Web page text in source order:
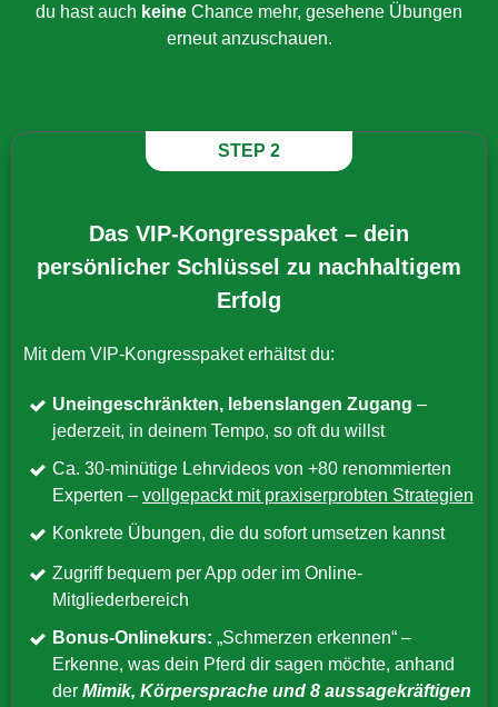
du hast auch keine Chance mehr, gesehene Übungen
erneut anzuschauen.
STEP 2
Das VIP-Kongresspaket – dein
persönlicher Schlüssel zu nachhaltigem
Erfolg
Mit dem VIP-Kongresspaket erhältst du:
Uneingeschränkten, lebenslangen Zugang –
jederzeit, in deinem Tempo, so oft du willst
Ca. 30-minütige Lehrvideos von +80 renommierten
Experten – vollgepackt mit praxiserprobten Strategien
Konkrete Übungen, die du sofort umsetzen kannst
Zugriff bequem per App oder im Online-
Mitgliederbereich
Bonus-Onlinekurs: „Schmerzen erkennen“ –
Erkenne, was dein Pferd dir sagen möchte, anhand
der Mimik, Körpersprache und 8 aussagekräftigen